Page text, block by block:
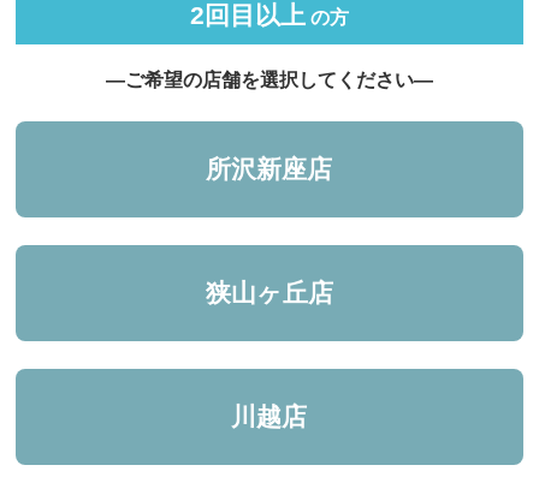
2回目以上の方
―ご希望の店舗を選択してください―
所沢新座店
狭山ヶ丘店
川越店